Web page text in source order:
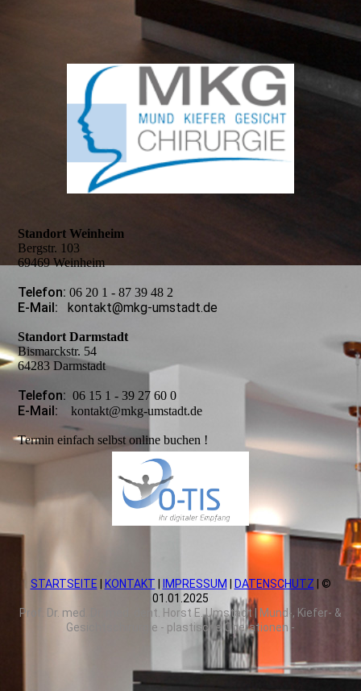
Standort Weinheim
Bergstr. 103
69469 Weinheim
Telefon:06 20 1 - 87 39 48 2
E-Mail: kontakt@mkg-umstadt.de
Standort Darmstadt
Bismarckstr. 54
64283 Darmstadt
Telefon: 06 15 1 - 39 27 60 0
E-Mail: kontakt@mkg-umstadt.de
Termin einfach selbst online buchen !
STARTSEITE KONTAKT IMPRESSUM DATENSCHUTZ | ©
01.01.2025
Prof. Dr. med. Dr. med. dent. Horst E. Umstadt | Mund-, Kiefer- &
Gesichtschirurgie - plastische Operationen -